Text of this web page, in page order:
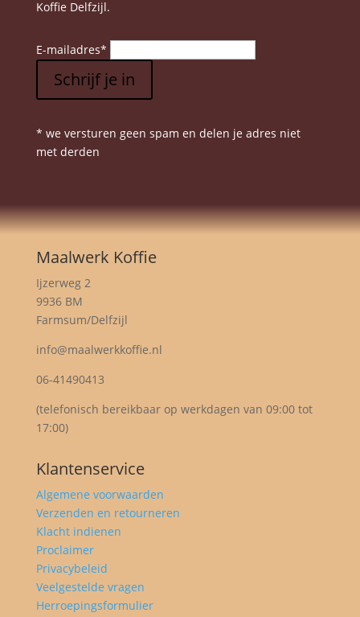
Koffie Delfzijl.
E-mailadres*
Schrijf je in
* we versturen geen spam en delen je adres niet
met derden
Maalwerk Koffie
Ijzerweg 2
9936 BM
Farmsum/Delfzijl
info@maalwerkkoffie.nl
06-41490413
(telefonisch bereikbaar op werkdagen van 09:00 tot
17:00)
Klantenservice
Algemene voorwaarden
Verzenden en retourneren
Klacht indienen
Proclaimer
Privacybeleid
Veelgestelde vragen
Herroepingsformulier